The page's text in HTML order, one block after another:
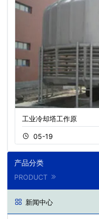
工业冷却塔工作原
05-19
产品分类
PRODUCT
新闻中心